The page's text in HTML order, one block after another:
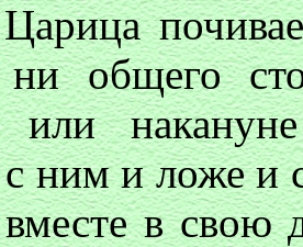
ни общего
или
с ним и ложе и
в свою